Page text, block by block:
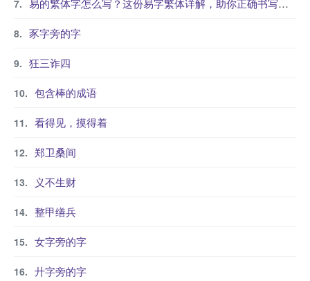
易的繁体字怎么写？这份易字繁体详解，助你正确书写汉字_汉字繁体学习
豕字旁的字
狂三诈四
包含棒的成语
看得见，摸得着
郑卫桑间
义不生财
整甲缮兵
女字旁的字
廾字旁的字